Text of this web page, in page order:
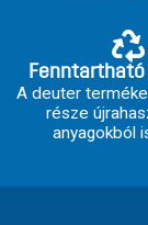
Fenntartható
A deuter
része
anyagokból